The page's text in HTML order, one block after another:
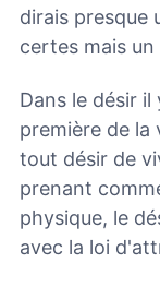
dirais presque
certes mais
Dans le désir
première de la
tout désir de
prenant
physique, le
avec la loi